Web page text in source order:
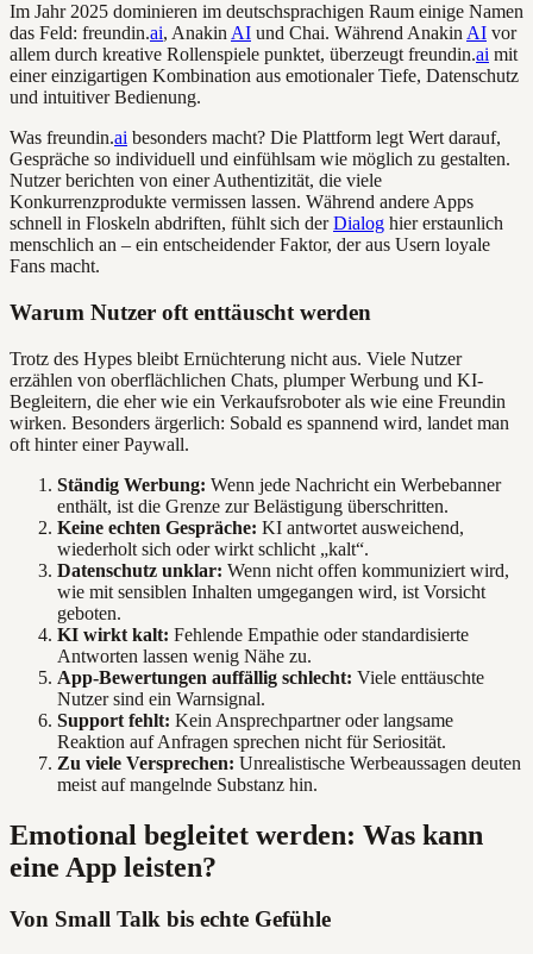
Im Jahr 2025 dominieren im deutschsprachigen Raum einige Namen
das Feld: freundin.ai, Anakin AI und Chai. Während Anakin AI vor
allem durch kreative Rollenspiele punktet, überzeugt freundin.ai mit
einer einzigartigen Kombination aus emotionaler Tiefe, Datenschutz
und intuitiver Bedienung.
Was freundin.ai besonders macht? Die Plattform legt Wert darauf,
Gespräche so individuell und einfühlsam wie möglich zu gestalten.
Nutzer berichten von einer Authentizität, die viele
Konkurrenzprodukte vermissen lassen. Während andere Apps
schnell in Floskeln abdriften, fühlt sich derDialog hier erstaunlich
menschlich an – ein entscheidender Faktor, der aus Usern loyale
Fans macht.
Warum Nutzer oft enttäuscht werden
Trotz des Hypes bleibt Ernüchterung nicht aus. Viele Nutzer
erzählen von oberflächlichen Chats, plumper Werbung und KI-
Begleitern, die eher wie ein Verkaufsroboter als wie eine Freundin
wirken. Besonders ärgerlich: Sobald es spannend wird, landet man
oft hinter einer Paywall.
Ständig Werbung: Wenn jede Nachricht ein Werbebanner
enthält, ist die Grenze zur Belästigung überschritten.
Keine echten Gespräche: KI antwortet ausweichend,
wiederholt sich oder wirkt schlicht „kalt“.
Datenschutz unklar: Wenn nicht offen kommuniziert wird,
wie mit sensiblen Inhalten umgegangen wird, ist Vorsicht
geboten.
KI wirkt kalt: Fehlende Empathie oder standardisierte
Antworten lassen wenig Nähe zu.
App-Bewertungen auffällig schlecht: Viele enttäuschte
Nutzer sind ein Warnsignal.
Support fehlt: Kein Ansprechpartner oder langsame
Reaktion auf Anfragen sprechen nicht für Seriosität.
Zu viele Versprechen: Unrealistische Werbeaussagen deuten
meist auf mangelnde Substanz hin.
Emotional begleitet werden: Was kann
eine App leisten?
Von Small Talk bis echte Gefühle